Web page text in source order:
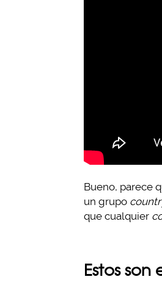
Bueno, parece
un grupo
que cualquier
Estos son